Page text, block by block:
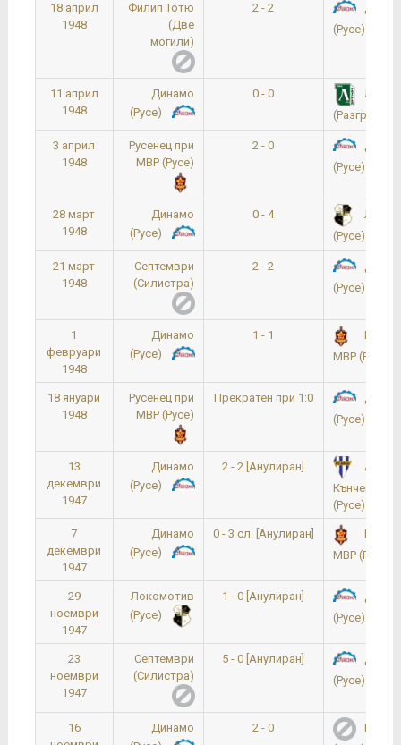
18 април
1948
Филип Тотю
(Две
могили)
2 - 2
(Русе)
11 април
1948
Динамо
(Русе)
0 - 0
(Разград)
3 април
1948
Русенец при
МВР (Русе)
2 - 0
(Русе)
28 март
1948
Динамо
(Русе)
0 - 4
(Русе)
21 март
1948
Септември
(Силистра)
2 - 2
(Русе)
1
февруари
1948
Динамо
(Русе)
1 - 1
МВР (Русе)
18 януари
1948
Русенец при
МВР (Русе)
Прекратен при 1:0
(Русе)
13
декември
1947
Динамо
(Русе)
2 - 2 [Анулиран]
Ангел
Кънчев –
(Русе)
7
декември
1947
Динамо
(Русе)
0 - 3 сл. [Анулиран]
МВР (Русе)
29
ноември
1947
Локомотив
(Русе)
1 - 0 [Анулиран]
(Русе)
23
ноември
1947
Септември
(Силистра)
5 - 0 [Анулиран]
(Русе)
16
Динамо
2 - 0
Моряк